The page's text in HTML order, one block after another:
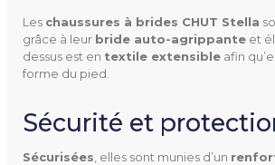
Les chaussures à brides CHUT Stella
grâce à leur bride auto-agrippanteet
dessus est en textile extensibleafin
forme du pied.
Sécurité et
Sécurisées , elles sont munies d’un
Référence3376122285166
NOTICE D'UTILISATION STELLA (111.86K)